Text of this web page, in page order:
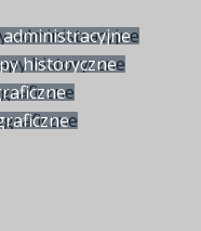
historyczne